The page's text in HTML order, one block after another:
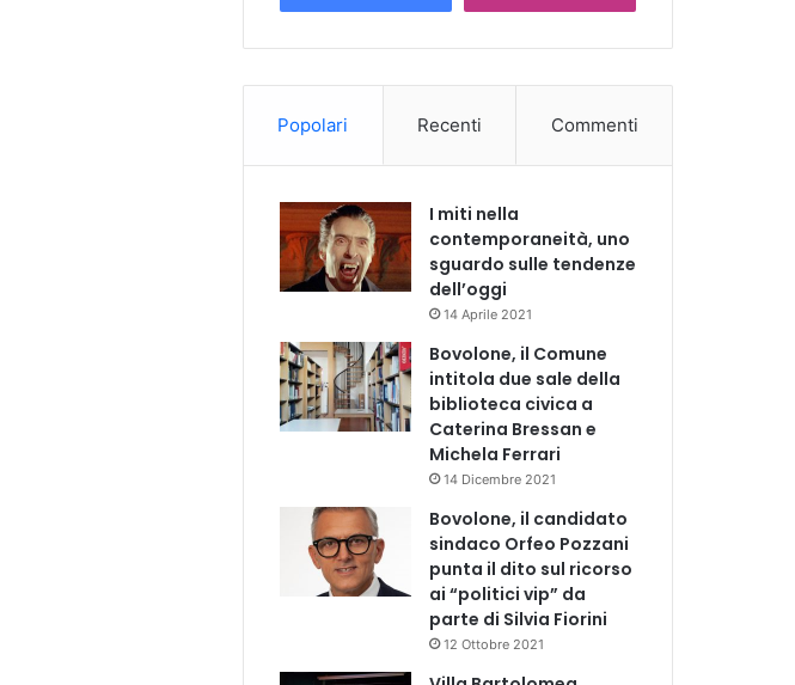
Popolari Recenti Commenti
I miti nella
contemporaneità, uno
sguardo sulle tendenze
dell’oggi
14 Aprile 2021
Bovolone, il Comune
intitola due sale della
biblioteca civica a
Caterina Bressan e
Michela Ferrari
14 Dicembre 2021
Bovolone, il candidato
sindaco Orfeo Pozzani
punta il dito sul ricorso
ai “politici vip” da
parte di Silvia Fiorini
12 Ottobre 2021